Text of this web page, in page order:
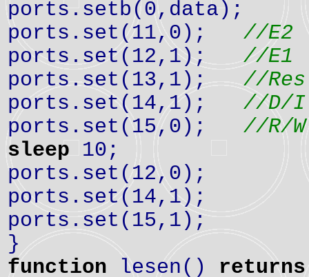
ports.setb(0,data);
ports.set(11,0); //E2
ports.set(12,1); //E1
ports.set(13,1); //Res
ports.set(14,1); //D/I
ports.set(15,0); //R/W
sleep 10;
ports.set(12,0);
ports.set(14,1);
ports.set(15,1);
}
function lesen() returns